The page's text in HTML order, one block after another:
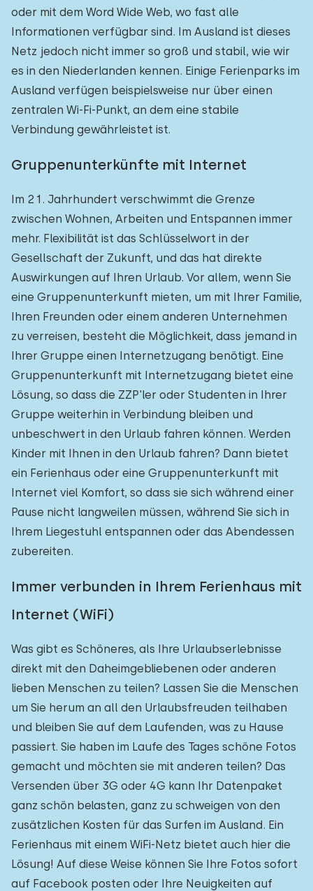
oder mit dem Word Wide Web, wo fast alle
Informationen verfügbar sind. Im Ausland ist dieses
Netz jedoch nicht immer so groß und stabil, wie wir
es in den Niederlanden kennen. Einige Ferienparks im
Ausland verfügen beispielsweise nur über einen
zentralen Wi-Fi-Punkt, an dem eine stabile
Verbindung gewährleistet ist.
Gruppenunterkünfte mit Internet
Im 21. Jahrhundert verschwimmt die Grenze
zwischen Wohnen, Arbeiten und Entspannen immer
mehr. Flexibilität ist das Schlüsselwort in der
Gesellschaft der Zukunft, und das hat direkte
Auswirkungen auf Ihren Urlaub. Vor allem, wenn Sie
eine Gruppenunterkunft mieten, um mit Ihrer Familie,
Ihren Freunden oder einem anderen Unternehmen
zu verreisen, besteht die Möglichkeit, dass jemand in
Ihrer Gruppe einen Internetzugang benötigt. Eine
Gruppenunterkunft mit Internetzugang bietet eine
Lösung, so dass die ZZP'ler oder Studenten in Ihrer
Gruppe weiterhin in Verbindung bleiben und
unbeschwert in den Urlaub fahren können. Werden
Kinder mit Ihnen in den Urlaub fahren? Dann bietet
ein Ferienhaus oder eine Gruppenunterkunft mit
Internet viel Komfort, so dass sie sich während einer
Pause nicht langweilen müssen, während Sie sich in
Ihrem Liegestuhl entspannen oder das Abendessen
zubereiten.
Immer verbunden in Ihrem Ferienhaus mit
Internet (WiFi)
Was gibt es Schöneres, als Ihre Urlaubserlebnisse
direkt mit den Daheimgebliebenen oder anderen
lieben Menschen zu teilen? Lassen Sie die Menschen
um Sie herum an all den Urlaubsfreuden teilhaben
und bleiben Sie auf dem Laufenden, was zu Hause
passiert. Sie haben im Laufe des Tages schöne Fotos
gemacht und möchten sie mit anderen teilen? Das
Versenden über 3G oder 4G kann Ihr Datenpaket
ganz schön belasten, ganz zu schweigen von den
zusätzlichen Kosten für das Surfen im Ausland. Ein
Ferienhaus mit einem WiFi-Netz bietet auch hier die
Lösung! Auf diese Weise können Sie Ihre Fotos sofort
auf Facebook posten oder Ihre Neuigkeiten auf